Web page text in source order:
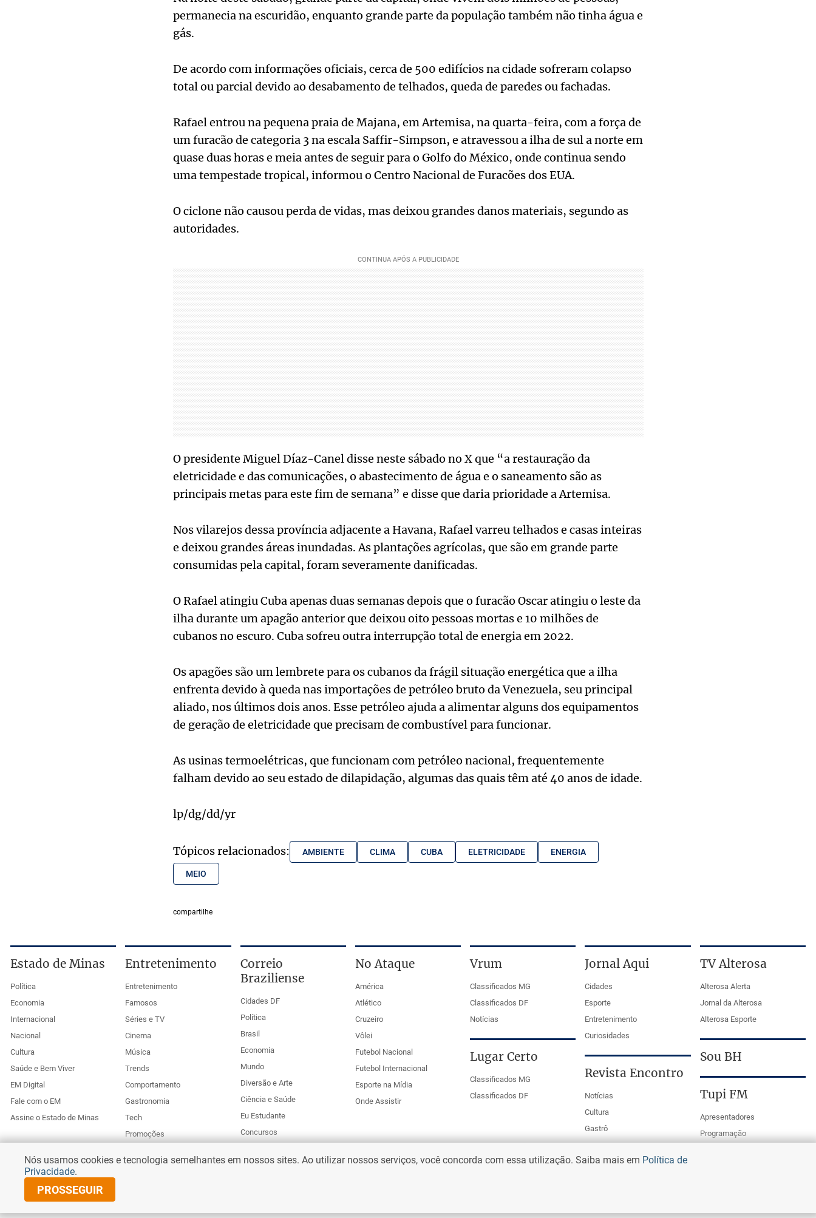
permanecia na escuridão, enquanto grande parte da população também não tinha água e
gás.
De acordo com informações oficiais, cerca de 500 edifícios na cidade sofreram colapso
total ou parcial devido ao desabamento de telhados, queda de paredes ou fachadas.
Rafael entrou na pequena praia de Majana, em Artemisa, na quarta-feira, com a força de
um furacão de categoria 3 na escala Saffir-Simpson, e atravessou a ilha de sul a norte em
quase duas horas e meia antes de seguir para o Golfo do México, onde continua sendo
uma tempestade tropical, informou o Centro Nacional de Furacões dos EUA.
O ciclone não causou perda de vidas, mas deixou grandes danos materiais, segundo as
autoridades.
O presidente Miguel Díaz-Canel disse neste sábado no X que “a restauração da
eletricidade e das comunicações, o abastecimento de água e o saneamento são as
principais metas para este fim de semana” e disse que daria prioridade a Artemisa.
Nos vilarejos dessa província adjacente a Havana, Rafael varreu telhados e casas inteiras
e deixou grandes áreas inundadas. As plantações agrícolas, que são em grande parte
consumidas pela capital, foram severamente danificadas.
O Rafael atingiu Cuba apenas duas semanas depois que o furacão Oscar atingiu o leste da
ilha durante um apagão anterior que deixou oito pessoas mortas e 10 milhões de
cubanos no escuro. Cuba sofreu outra interrupção total de energia em 2022.
Os apagões são um lembrete para os cubanos da frágil situação energética que a ilha
enfrenta devido à queda nas importações de petróleo bruto da Venezuela, seu principal
aliado, nos últimos dois anos. Esse petróleo ajuda a alimentar alguns dos equipamentos
de geração de eletricidade que precisam de combustível para funcionar.
As usinas termoelétricas, que funcionam com petróleo nacional, frequentemente
falham devido ao seu estado de dilapidação, algumas das quais têm até 40 anos de idade.
lp/dg/dd/yr
Tópicos relacionados: AMBIENTE CLIMA CUBA ELETRICIDADE ENERGIA
MEIO
compartilhe
Estado de Minas
Política
Economia
Internacional
Nacional
Cultura
Saúde e Bem Viver
EM Digital
Fale com o EM
Assine o Estado de Minas
Entretenimento
Entretenimento
Famosos
Séries e TV
Cinema
Música
Trends
Comportamento
Gastronomia
Tech
Promoções
Anuncie no Uai
Correio
Braziliense
Cidades DF
Política
Brasil
Economia
Mundo
Diversão e Arte
Ciência e Saúde
Eu Estudante
Concursos
No Ataque
América
Atlético
Cruzeiro
Vôlei
Futebol Nacional
Futebol Internacional
Esporte na Mídia
Onde Assistir
Vrum
Classificados MG
Classificados DF
Notícias
Lugar Certo
Classificados MG
Classificados DF
Jornal Aqui
Cidades
Esporte
Entretenimento
Curiosidades
Revista Encontro
Notícias
Cultura
Gastrô
TV Alterosa
Alterosa Alerta
Jornal da Alterosa
Alterosa Esporte
Sou BH
Tupi FM
Apresentadores
Programação
Nós usamos cookies e tecnologia semelhantes em nossos sites. Ao utilizar nossos serviços, você concorda com essa utilização. Saiba mais em Política de
Privacidade.
PROSSEGUIR